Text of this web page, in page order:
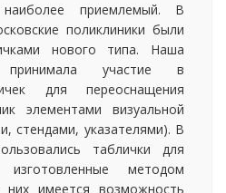
приемлемый. В
поликлиники были
нового типа. Наша
участие в
для переоснащения
элементами визуальной
стендами, указателями). В
таблички для
методом
имеется возможность